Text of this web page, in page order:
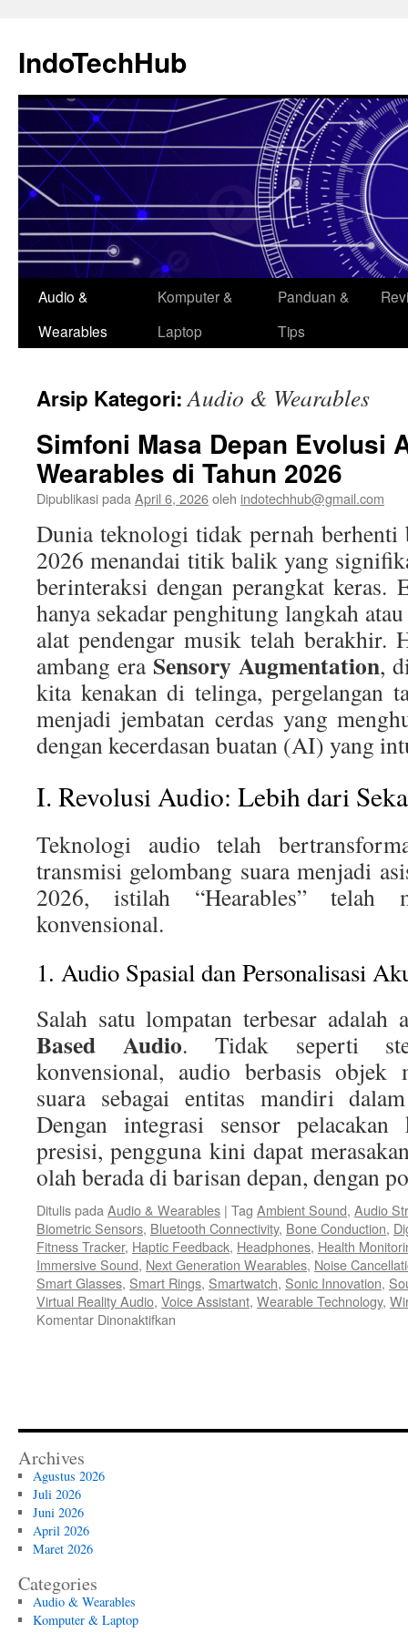
isi
IndoTechHub
Audio &
Wearables
Komputer &
Laptop
Panduan &
Tips
Arsip Kategori:Audio & Wearables
Simfoni Masa Depan Evolusi
Wearables di Tahun 2026
Dipublikasi pada April 6, 2026oleh indotechhub@gmail.com
Dunia teknologi tidak pernah berhenti
2026 menandai titik balik yang
berinteraksi dengan perangkat
hanya sekadar penghitung langkah
alat pendengar musik telah
ambang era Sensory Augmentation,
kita kenakan di telinga, pergelangan
menjadi jembatan cerdas yang
dengan kecerdasan buatan (AI) yang
I. Revolusi Audio: Lebih dari
Teknologi audio telah
transmisi gelombang suara menjadi
2026, istilah “Hearables” telah
konvensional.
1. Audio Spasial dan Personalisasi
Salah satu lompatan terbesar adalah
Based Audio. Tidak seperti
konvensional, audio berbasis objek
suara sebagai entitas mandiri
Dengan integrasi sensor pelacakan
presisi, pengguna kini dapat
olah berada di barisan depan, dengan
Ditulis pada Audio & Wearables | Tag Ambient Sound, Audio
Biometric Sensors, Bluetooth Connectivity, Bone Conduction,
Fitness Tracker, Haptic Feedback, Headphones, Health
Immersive Sound, Next Generation Wearables, Noise
Smart Glasses, Smart Rings, Smartwatch, Sonic Innovation,
Virtual Reality Audio, Voice Assistant, Wearable Technology,
Komentar Dinonaktifkan
dan
Archives
Agustus 2026
Juli 2026
Juni 2026
April 2026
Maret 2026
Categories
Audio & Wearables
Komputer & Laptop